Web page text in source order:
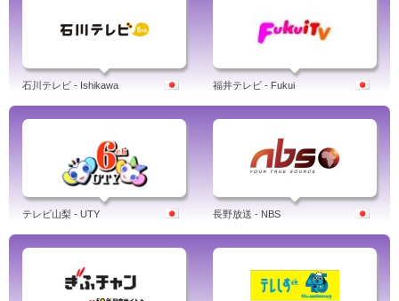
石川テレビ - Ishikawa 福井テレビ - Fukui
テレビ山梨 - UTY 長野放送 - NBS